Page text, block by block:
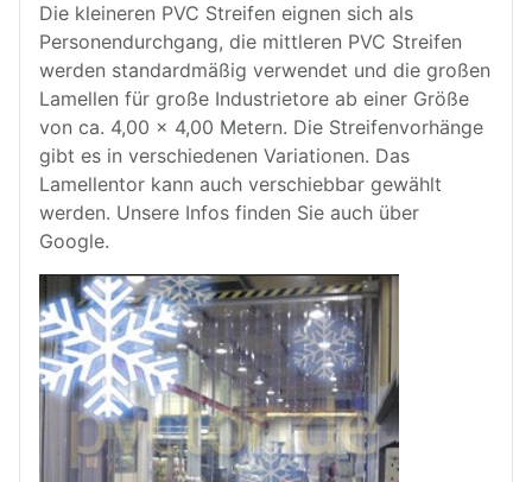
Die kleineren PVC Streifen eignen sich als
Personendurchgang, die mittleren PVC Streifen
werden standardmäßig verwendet und die großen
Lamellen für große Industrietore ab einer Größe
von ca. 4,00 x 4,00 Metern. Die Streifenvorhänge
gibt es in verschiedenen Variationen. Das
Lamellentor kann auch verschiebbar gewählt
werden. Unsere Infos finden Sie auch über
Google.